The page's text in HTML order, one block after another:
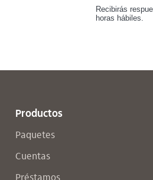
Recibirás
horas hábiles.
Productos
Paquetes
Cuentas
Préstamos